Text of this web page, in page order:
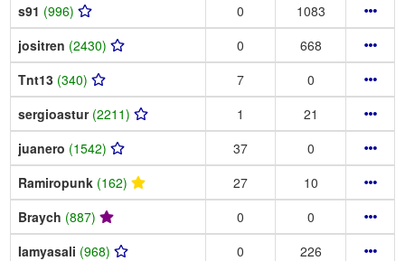
s91 (996) 0
1083
jositren (2430) 0
668
Tnt13 (340) 7
0
sergioastur (2211) 1
21
juanero (1542) 37
0
Ramiropunk (162) 27
10
Braych (887) 0
0
Iamyasali (968) 0
226